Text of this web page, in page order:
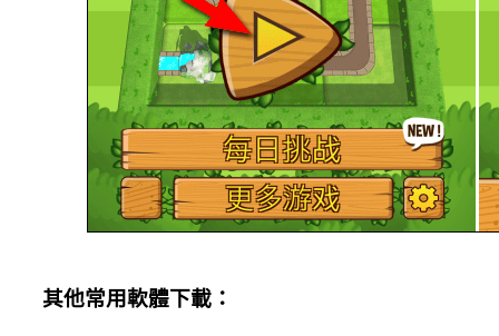
其他常用軟體下載：